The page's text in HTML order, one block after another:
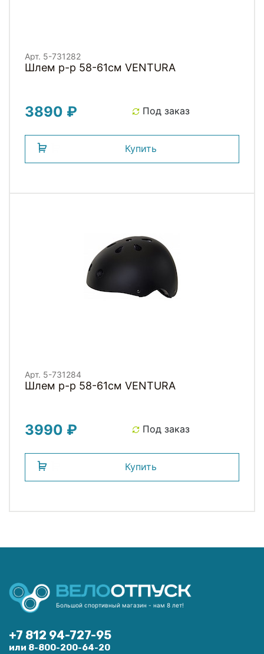
Арт. 5-731282
Шлем р-р 58-61см VENTURA
3890 ₽ Под заказ
Купить
Арт. 5-731284
Шлем р-р 58-61см VENTURA
3990 ₽ Под заказ
Купить
Большой спортивный магазин - нам 8 лет!
+7 812 94-727-95
или 8-800-200-64-20